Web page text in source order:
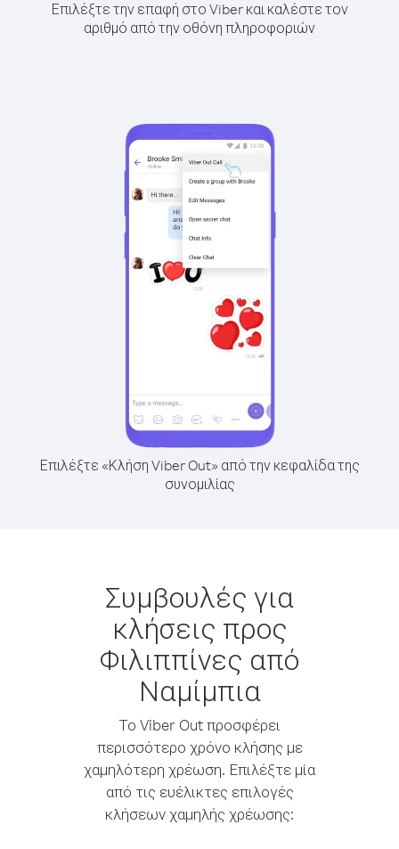
Επιλέξτε την επαφή στο Viber και καλέστε τον
αριθμό από την οθόνη πληροφοριών
Επιλέξτε «Κλήση Viber Out» από την κεφαλίδα της
συνομιλίας
Συμβουλές για
κλήσεις προς
Φιλιππίνες από
Ναμίμπια
Το Viber Out προσφέρει
περισσότερο χρόνο κλήσης με
χαμηλότερη χρέωση. Επιλέξτε μία
από τις ευέλικτες επιλογές
κλήσεων χαμηλής χρέωσης: